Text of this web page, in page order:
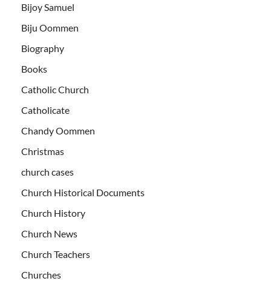
Bijoy Samuel
Biju Oommen
Biography
Books
Catholic Church
Catholicate
Chandy Oommen
Christmas
church cases
Church Historical Documents
Church History
Church News
Church Teachers
Churches